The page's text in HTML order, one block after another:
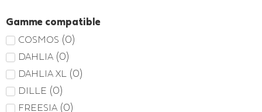
Gamme compatible
COSMOS (0)
DAHLIA (0)
DAHLIA XL (0)
DILLE (0)
FREESIA (0)